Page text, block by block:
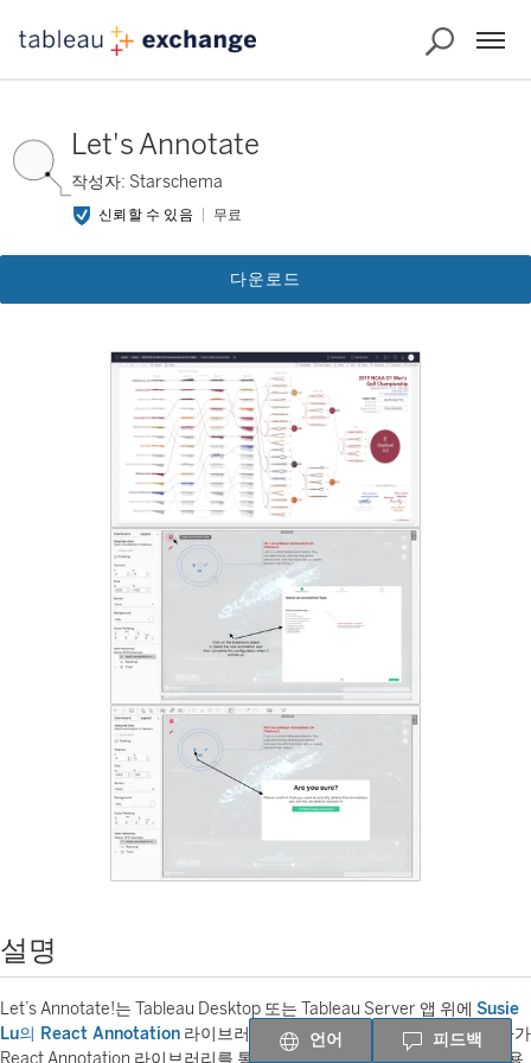
Let's Annotate
작성자: Starschema
신뢰할 수 있음 무료
다운로드
설명
Let’s Annotate!는 Tableau Desktop 또는 Tableau Server 앱 위에 Susie
Lu의 React Annotation 라이브러리를 계층화합니다. 대시보드 작성자가
React Annotation 라이브러리를 통해 사용할 수 있는 수많은 유형의 사용
언어 피드백